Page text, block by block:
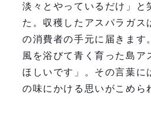
淡々とやっているだけ」と
た。収穫したアスパラガス
の消費者の手元に届きます
風を浴びて青く育った島ア
ほしいです」。その言葉に
の味にかける思いがこめら